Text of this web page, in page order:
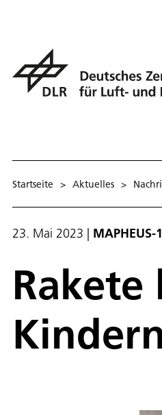
Startseite > Aktuelles >
23. Mai 2023 |